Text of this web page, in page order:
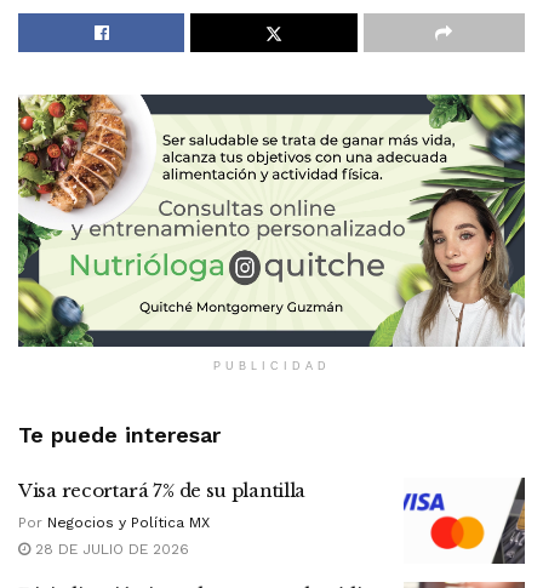
PUBLICIDAD
Te puede interesar
Visa recortará 7% de su plantilla
Por Negocios y Política MX
28 DE JULIO DE 2026